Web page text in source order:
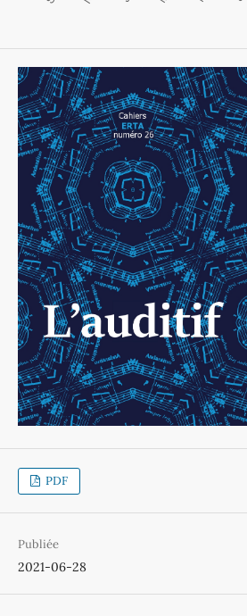
PDF
Publiée
2021-06-28